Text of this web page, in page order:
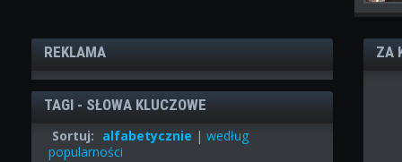
REKLAMA
TAGI - SŁOWA KLUCZOWE
Sortuj: alfabetycznie |według
popularności
ZA